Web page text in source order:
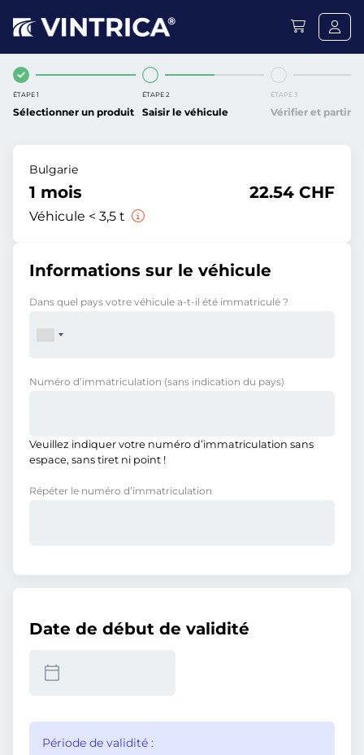
ÉTAPE 1
Sélectionner un produit
ÉTAPE 2
Saisir le véhicule
ÉTAPE 3
Vérifier et partir
Bulgarie
1 mois
Véhicule < 3,5 t
22.54 CHF
Informations sur le véhicule
Dans quel pays votre véhicule a-t-il été immatriculé ?
Numéro d’immatriculation (sans indication du pays)
Veuillez indiquer votre numéro d’immatriculation sans
espace, sans tiret ni point !
Répéter le numéro d’immatriculation
Date de début de validité
Période de validité :